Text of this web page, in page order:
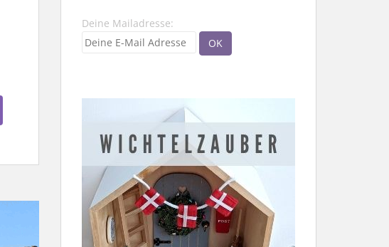
Deine Mailadresse: